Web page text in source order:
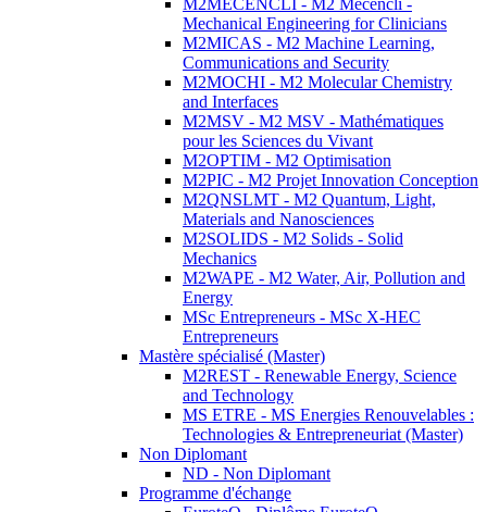
M2MECENCLI - M2 Mecencli -
Mechanical Engineering for Clinicians
M2MICAS - M2 Machine Learning,
Communications and Security
M2MOCHI - M2 Molecular Chemistry
and Interfaces
M2MSV - M2 MSV - Mathématiques
pour les Sciences du Vivant
M2OPTIM - M2 Optimisation
M2PIC - M2 Projet Innovation Conception
M2QNSLMT - M2 Quantum, Light,
Materials and Nanosciences
M2SOLIDS - M2 Solids - Solid
Mechanics
M2WAPE - M2 Water, Air, Pollution and
Energy
MSc Entrepreneurs - MSc X-HEC
Entrepreneurs
Mastère spécialisé (Master)
M2REST - Renewable Energy, Science
and Technology
MS ETRE - MS Energies Renouvelables :
Technologies & Entrepreneuriat (Master)
Non Diplomant
ND - Non Diplomant
Programme d'échange